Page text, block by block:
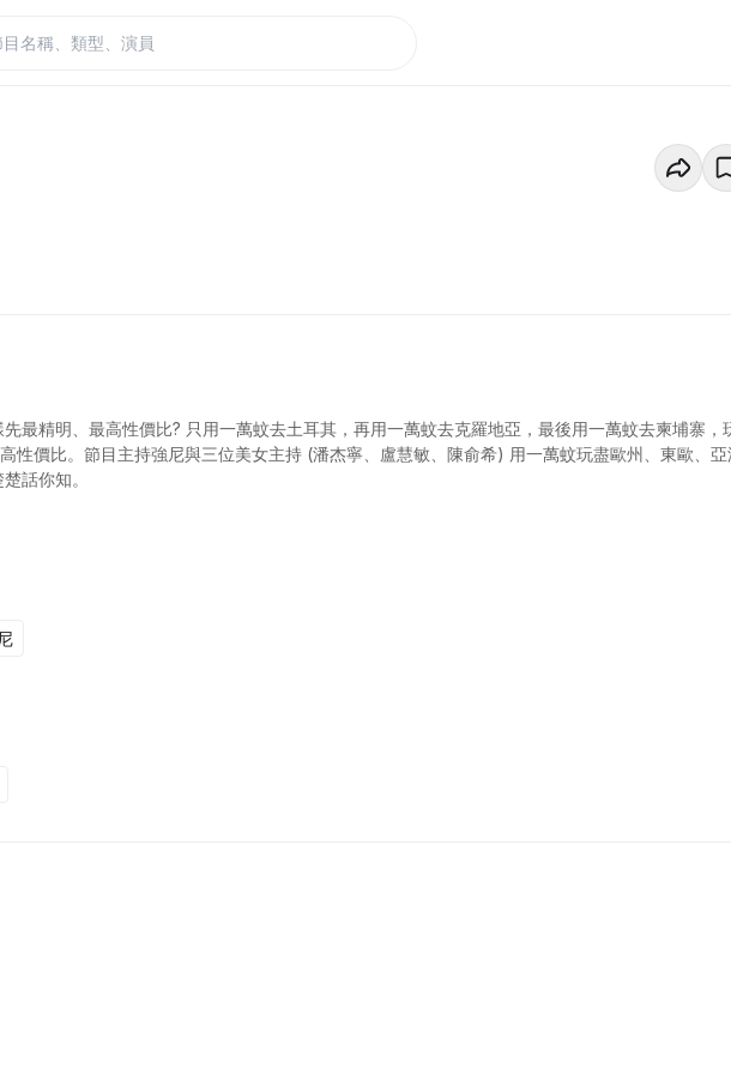
最精明、最高性價比? 只用一萬蚊去土耳其，再用一萬蚊去克羅地亞，最後用一萬蚊去柬埔寨，
性價比。節目主持強尼與三位美女主持 (潘杰寧、盧慧敏、陳俞希) 用一萬蚊玩盡歐州、東歐、亞
話你知。